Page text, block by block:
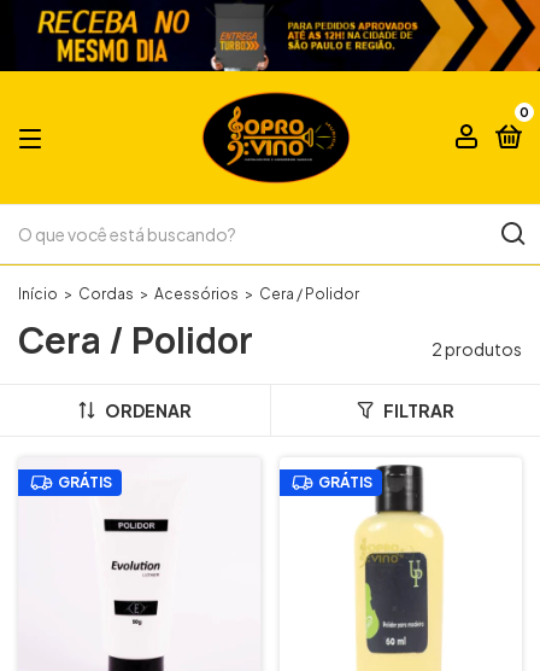
0
Início > Cordas > Acessórios > Cera / Polidor
Cera / Polidor 2 produtos
ORDENAR FILTRAR
GRÁTIS GRÁTIS